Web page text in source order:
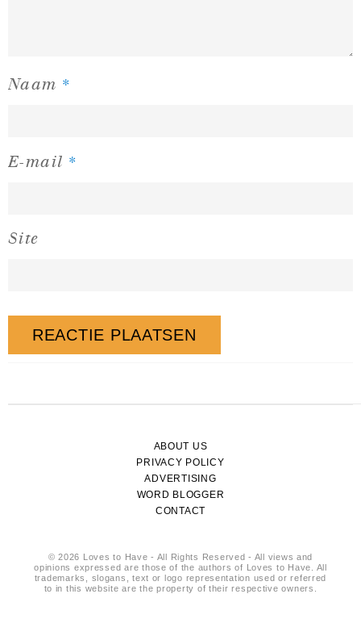
Naam *
E-mail *
Site
ABOUT US
PRIVACY POLICY
ADVERTISING
WORD BLOGGER
CONTACT
© 2026 Loves to Have - All Rights Reserved - All views and
opinions expressed are those of the authors of Loves to Have. All
trademarks, slogans, text or logo representation used or referred
to in this website are the property of their respective owners.